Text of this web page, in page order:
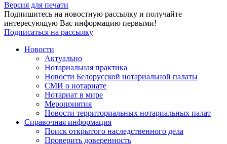
Версия для печати
Подпишитесь на новостную рассылку и получайте
интересующую Вас информацию первыми!
Подписаться на рассылку
Новости
Актуально
Нотариальная практика
Новости Белорусской нотариальной палаты
СМИ о нотариате
Нотариат в мире
Мероприятия
Новости территориальных нотариальных палат
Справочная информация
Поиск открытого наследственного дела
Проверить доверенность